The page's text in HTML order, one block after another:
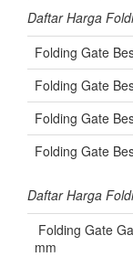
Daftar Harga
Folding Gate
Folding Gate
Folding Gate
Folding Gate
Daftar Harga
Folding Gate
mm